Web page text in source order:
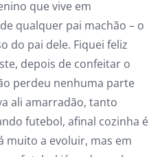
que vive em
qualquer pai machão – o
do pai dele. Fiquei feliz
depois de confeitar o
perdeu nenhuma parte
ali amarradão, tanto
futebol, afinal cozinha é
muito a evoluir, mas em